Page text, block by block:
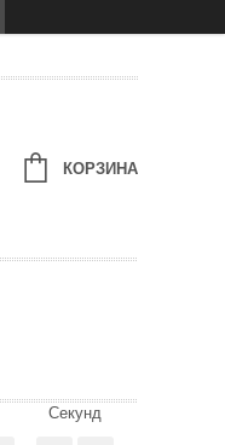
КОРЗИНА
Секунд